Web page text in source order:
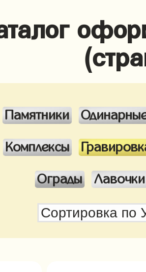
Памятники
Комплексы
Ограды